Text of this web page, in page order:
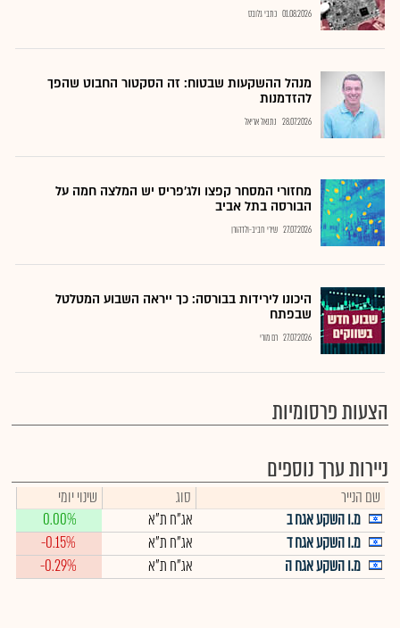
01.08.2026 כתבי גלובס
מנהל ההשקעות שבטוח: זה הסקטור החבוט שהפך
להזדמנות
28.07.2026 נתנאל אריאל
מחזורי המסחר קפצו ולג'פריס יש המלצה חמה על
הבורסה בתל אביב
27.07.2026 שירי חביב-ולדהורן
היכונו לירידות בבורסה: כך ייראה השבוע המטלטל
שבפתח
27.07.2026 רם מורי
הצעות פרסומיות
ניירות ערך נוספים
שם הנייר סוג
שינוי יומי
מ.ו השקע אגח ב
אג"ח ת"א
0.00%
מ.ו השקע אגח ד
אג"ח ת"א
-0.15%
מ.ו השקע אגח ה
אג"ח ת"א -0.29%